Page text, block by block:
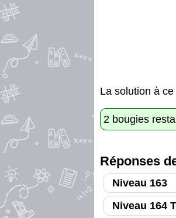
La solution à
2 bougies
Réponses
Niveau 163
Niveau 164